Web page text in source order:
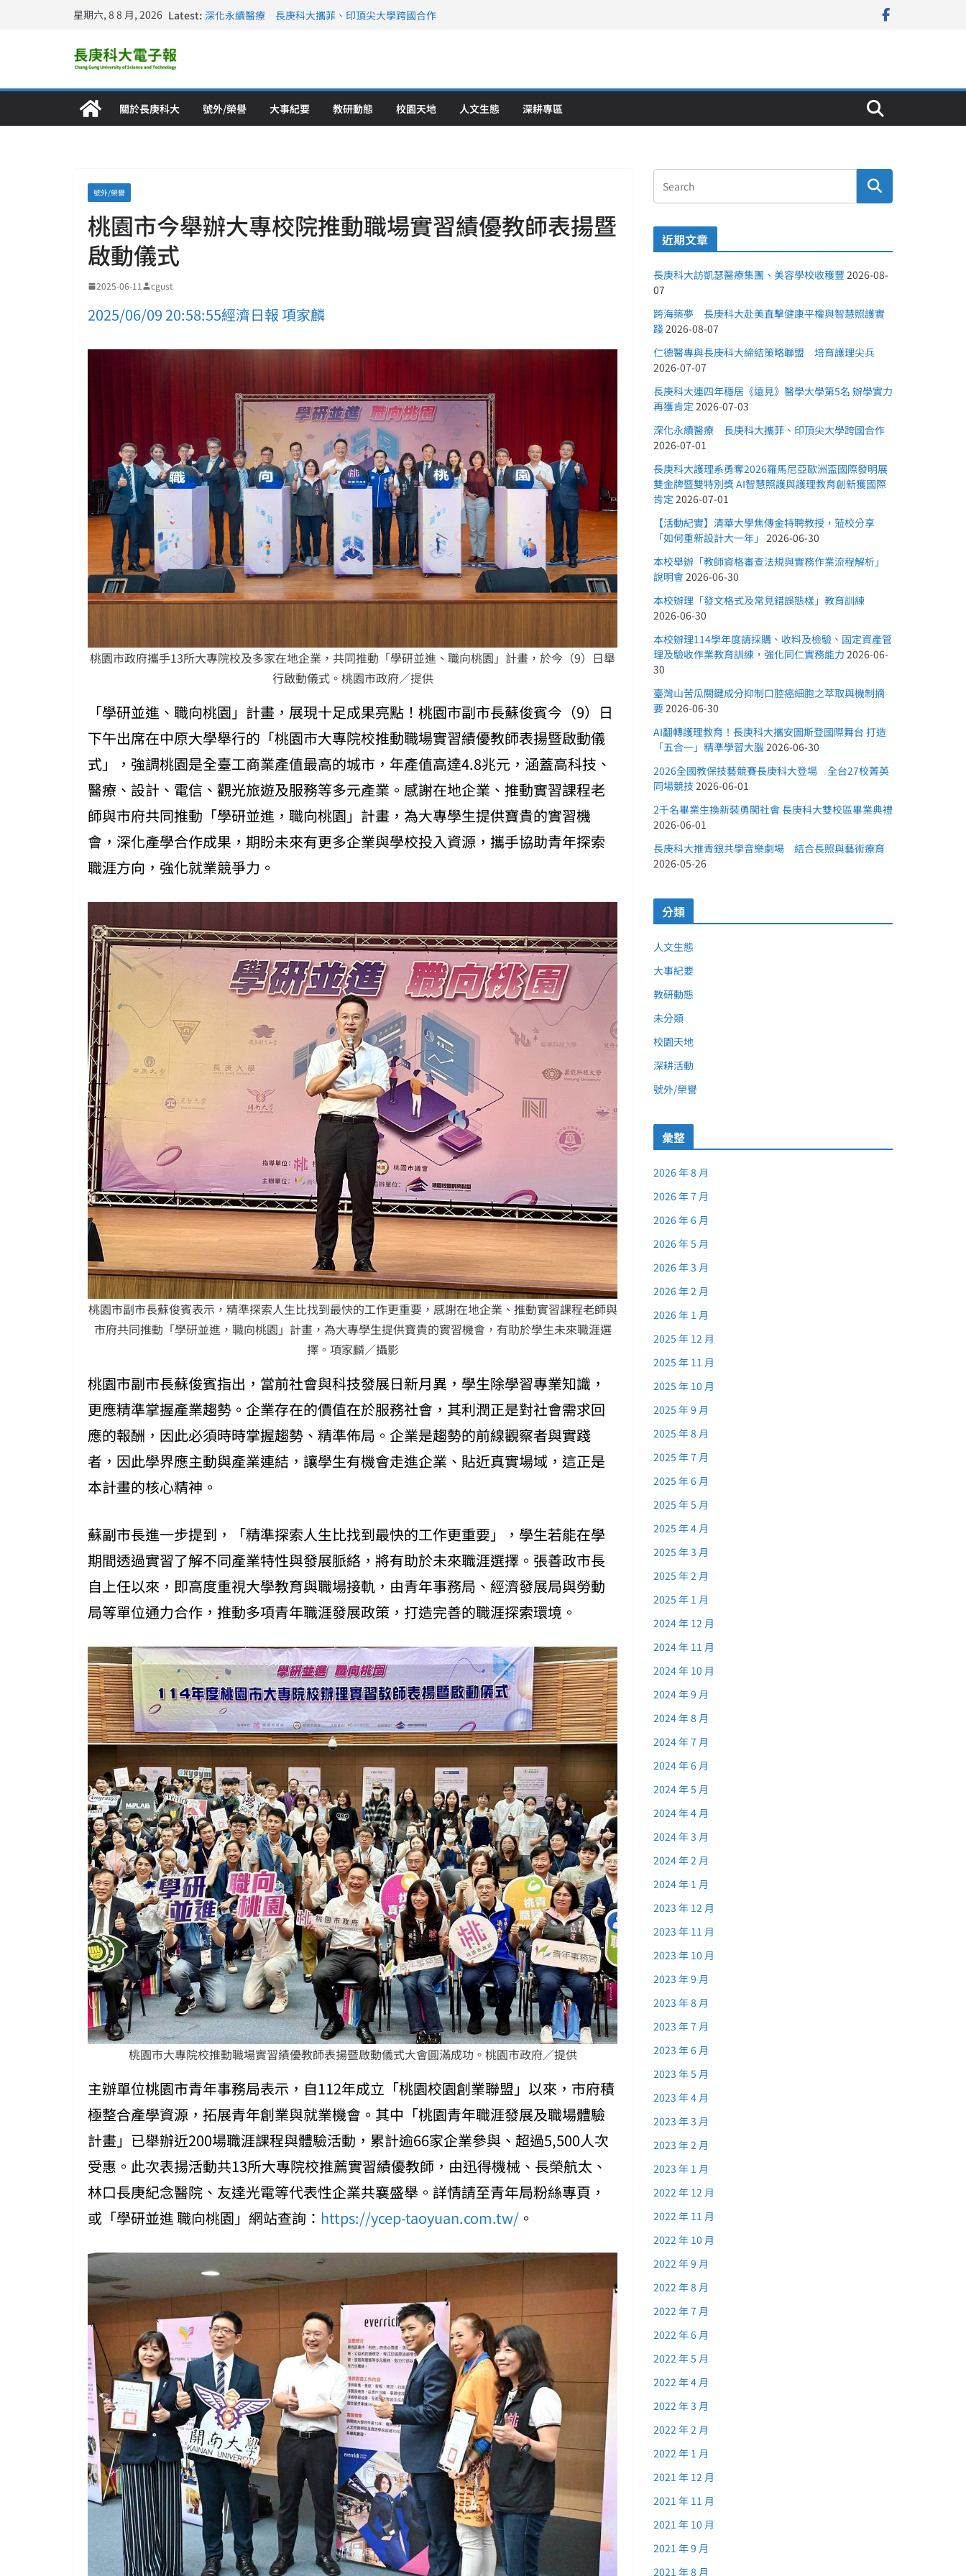
星期六, 8 8 月, 2026 Latest: 深化永續醫療 長庚科大攜菲、印頂尖大學跨國合作
關於長庚科大 號外/榮譽 大事紀要 教研動態 校園天地 人文生態 深耕專區
號外/榮譽
桃園市今舉辦大專校院推動職場實習績優教師表揚暨
啟動儀式
2025-06-11 cgust
2025/06/09 20:58:55經濟日報 項家麟
桃園市政府攜手13所大專院校及多家在地企業，共同推動「學研並進、職向桃園」計畫，於今（9）日舉
行啟動儀式。桃園市政府／提供
「學研並進、職向桃園」計畫，展現十足成果亮點！桃園市副市長蘇俊賓今（9）日
下午出席在中原大學舉行的「桃園市大專院校推動職場實習績優教師表揚暨啟動儀
式」，強調桃園是全臺工商業產值最高的城市，年產值高達4.8兆元，涵蓋高科技、
醫療、設計、電信、觀光旅遊及服務等多元產業。感謝在地企業、推動實習課程老
師與市府共同推動「學研並進，職向桃園」計畫，為大專學生提供寶貴的實習機
會，深化產學合作成果，期盼未來有更多企業與學校投入資源，攜手協助青年探索
職涯方向，強化就業競爭力。
桃園市副市長蘇俊賓表示，精準探索人生比找到最快的工作更重要，感謝在地企業、推動實習課程老師與
市府共同推動「學研並進，職向桃園」計畫，為大專學生提供寶貴的實習機會，有助於學生未來職涯選
擇。項家麟／攝影
桃園市副市長蘇俊賓指出，當前社會與科技發展日新月異，學生除學習專業知識，
更應精準掌握產業趨勢。企業存在的價值在於服務社會，其利潤正是對社會需求回
應的報酬，因此必須時時掌握趨勢、精準佈局。企業是趨勢的前線觀察者與實踐
者，因此學界應主動與產業連結，讓學生有機會走進企業、貼近真實場域，這正是
本計畫的核心精神。
蘇副市長進一步提到，「精準探索人生比找到最快的工作更重要」，學生若能在學
期間透過實習了解不同產業特性與發展脈絡，將有助於未來職涯選擇。張善政市長
自上任以來，即高度重視大學教育與職場接軌，由青年事務局、經濟發展局與勞動
局等單位通力合作，推動多項青年職涯發展政策，打造完善的職涯探索環境。
桃園市大專院校推動職場實習績優教師表揚暨啟動儀式大會圓滿成功。桃園市政府／提供
主辦單位桃園市青年事務局表示，自112年成立「桃園校園創業聯盟」以來，市府積
極整合產學資源，拓展青年創業與就業機會。其中「桃園青年職涯發展及職場體驗
計畫」已舉辦近200場職涯課程與體驗活動，累計逾66家企業參與、超過5,500人次
受惠。此次表揚活動共13所大專院校推薦實習績優教師，由迅得機械、長榮航太、
林口長庚紀念醫院、友達光電等代表性企業共襄盛舉。詳情請至青年局粉絲專頁，
或「學研並進 職向桃園」網站查詢： https://ycep-taoyuan.com.tw/ 。
近期文章
長庚科大訪凱瑟醫療集團、美容學校收穫豐 2026-08-
07
跨海築夢 長庚科大赴美直擊健康平權與智慧照護實
踐2026-08-07
仁德醫專與長庚科大締結策略聯盟 培育護理尖兵
2026-07-07
長庚科大連四年穩居《遠見》醫學大學第5名 辦學實力
再獲肯定 2026-07-03
深化永續醫療 長庚科大攜菲、印頂尖大學跨國合作
2026-07-01
長庚科大護理系勇奪2026羅馬尼亞歐洲盃國際發明展
雙金牌暨雙特別獎 AI智慧照護與護理教育創新獲國際
肯定 2026-07-01
【活動紀實】清華大學焦傳金特聘教授，蒞校分享
「如何重新設計大一年」 2026-06-30
本校舉辦「教師資格審查法規與實務作業流程解析」
說明會2026-06-30
本校辦理「發文格式及常見錯誤態樣」教育訓練
2026-06-30
本校辦理114學年度請採購、收料及檢驗、固定資產管
理及驗收作業教育訓練，強化同仁實務能力 2026-06-
30
臺灣山苦瓜關鍵成分抑制口腔癌細胞之萃取與機制摘
要2026-06-30
AI翻轉護理教育！長庚科大攜安圖斯登國際舞台 打造
「五合一」精準學習大腦 2026-06-30
2026全國教保技藝競賽長庚科大登場 全台27校菁英
同場競技 2026-06-01
2千名畢業生換新裝勇闖社會 長庚科大雙校區畢業典禮
2026-06-01
長庚科大推青銀共學音樂劇場 結合長照與藝術療育
2026-05-26
分類
人文生態
大事紀要
教研動態
未分類
校園天地
深耕活動
號外/榮譽
彙整
2026 年 8 月
2026 年 7 月
2026 年 6 月
2026 年 5 月
2026 年 3 月
2026 年 2 月
2026 年 1 月
2025 年 12 月
2025 年 11 月
2025 年 10 月
2025 年 9 月
2025 年 8 月
2025 年 7 月
2025 年 6 月
2025 年 5 月
2025 年 4 月
2025 年 3 月
2025 年 2 月
2025 年 1 月
2024 年 12 月
2024 年 11 月
2024 年 10 月
2024 年 9 月
2024 年 8 月
2024 年 7 月
2024 年 6 月
2024 年 5 月
2024 年 4 月
2024 年 3 月
2024 年 2 月
2024 年 1 月
2023 年 12 月
2023 年 11 月
2023 年 10 月
2023 年 9 月
2023 年 8 月
2023 年 7 月
2023 年 6 月
2023 年 5 月
2023 年 4 月
2023 年 3 月
2023 年 2 月
2023 年 1 月
2022 年 12 月
2022 年 11 月
2022 年 10 月
2022 年 9 月
2022 年 8 月
2022 年 7 月
2022 年 6 月
2022 年 5 月
2022 年 4 月
2022 年 3 月
2022 年 2 月
2022 年 1 月
2021 年 12 月
2021 年 11 月
2021 年 10 月
2021 年 9 月
2021 年 8 月